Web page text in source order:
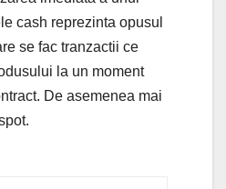
cash reprezinta opusul
se fac tranzactii ce
la un moment
De asemenea mai